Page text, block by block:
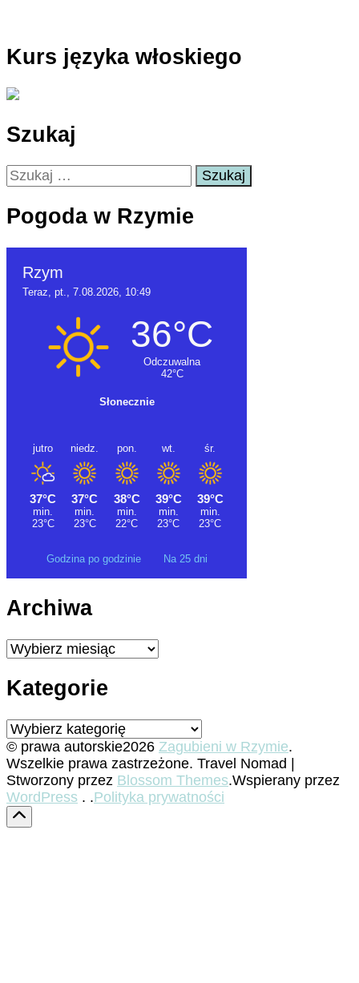
Kurs języka włoskiego
Szukaj
Szukaj:
Pogoda w Rzymie
Godzina po godzinie Na 25 dni
Archiwa
Archiwa
Kategorie
Kategorie
© prawa autorskie2026 Zagubieni w Rzymie.
Wszelkie prawa zastrzeżone. Travel Nomad |
Stworzony przez Blossom Themes.Wspierany przez
WordPress . .Polityka prywatności